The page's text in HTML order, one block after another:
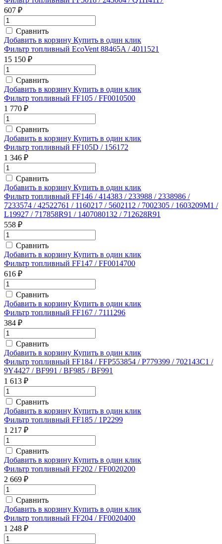
607 ₽
Сравнить
Добавить в корзину Купить в один клик
Фильтр топливный EcoVent 88465A / 4011521
15 150 ₽
Сравнить
Добавить в корзину Купить в один клик
Фильтр топливный FF105 / FF0010500
1 770 ₽
Сравнить
Добавить в корзину Купить в один клик
Фильтр топливный FF105D / 156172
1 346 ₽
Сравнить
Добавить в корзину Купить в один клик
Фильтр топливный FF146 / 414383 / 233988 / 2338986 /
7233574 / 42522761 / 1160217 / 5602112 / 7002305 / 1603209M1 /
L19927 / 717858R91 / 1407080132 / 712628R91
558 ₽
Сравнить
Добавить в корзину Купить в один клик
Фильтр топливный FF147 / FF0014700
616 ₽
Сравнить
Добавить в корзину Купить в один клик
Фильтр топливный FF167 / 7111296
384 ₽
Сравнить
Добавить в корзину Купить в один клик
Фильтр топливный FF184 / FFP553854 / P779399 / 702143C1 /
9Y4427 / BF991 / BF985 / BF991
1 613 ₽
Сравнить
Добавить в корзину Купить в один клик
Фильтр топливный FF185 / 1P2299
1 217 ₽
Сравнить
Добавить в корзину Купить в один клик
Фильтр топливный FF202 / FF0020200
2 669 ₽
Сравнить
Добавить в корзину Купить в один клик
Фильтр топливный FF204 / FF0020400
1 248 ₽